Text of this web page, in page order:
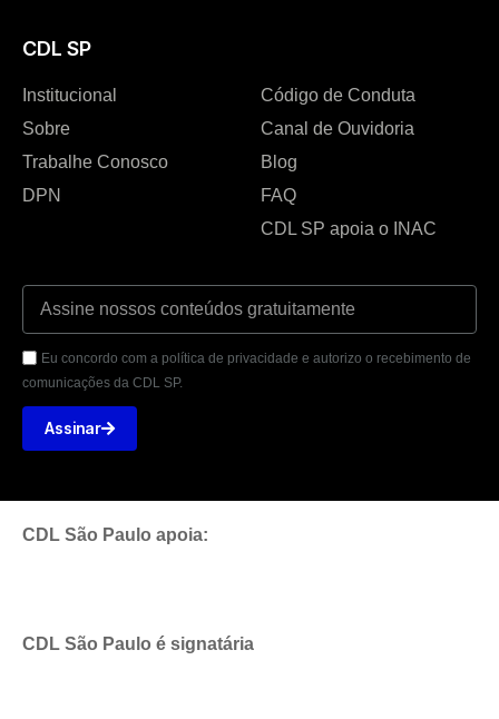
CDL SP
Institucional
Sobre
Trabalhe Conosco
DPN
Código de Conduta
Canal de Ouvidoria
Blog
FAQ
CDL SP apoia o INAC
Eu concordo com a política de privacidade e autorizo o recebimento de
comunicações da CDL SP.
Assinar
CDL São Paulo apoia:
CDL São Paulo é signatária